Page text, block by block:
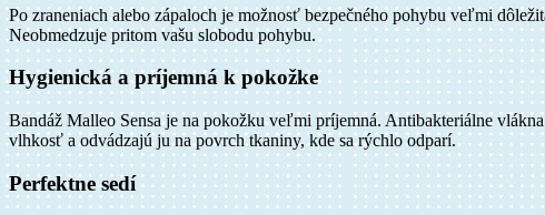
Po zraneniach alebo zápaloch je možnosť bezpečného pohybu veľmi
Neobmedzuje pritom vašu slobodu pohybu.
Hygienická a príjemná k pokožke
Bandáž Malleo Sensa je na pokožku veľmi príjemná. Antibakteriálne
vlhkosť a odvádzajú ju na povrch tkaniny, kde sa rýchlo odparí.
Perfektne sedí